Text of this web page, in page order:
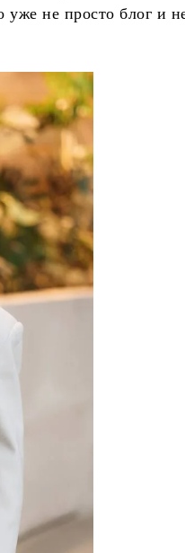
уже не просто блог и